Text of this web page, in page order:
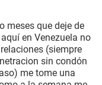
meses que deje de
en Venezuela no
(siempre
sin condón
me tome una